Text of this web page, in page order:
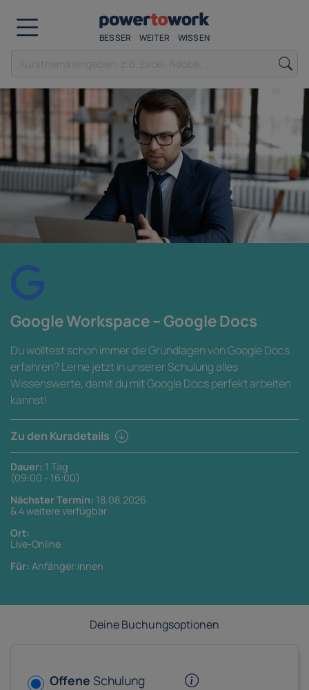
BESSER WEITER WISSEN
Google Workspace – Google Docs
Du wolltest schon immer die Grundlagen von Google Docs
erfahren? Lerne jetzt in unserer Schulung alles
Wissenswerte, damit du mit Google Docs perfekt arbeiten
kannst!
Zu den Kursdetails
Dauer: 1 Tag
(09:00 - 16:00)
Nächster Termin: 18.08.2026
& 4 weitere verfügbar
Ort:
Live-Online
Für: Anfänger:innen
Deine Buchungsoptionen
Offene Schulung